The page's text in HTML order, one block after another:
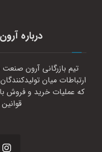
درباره
تیم بازرگانی آرون
ارتباطات میان
که عملیات خرید و فروش